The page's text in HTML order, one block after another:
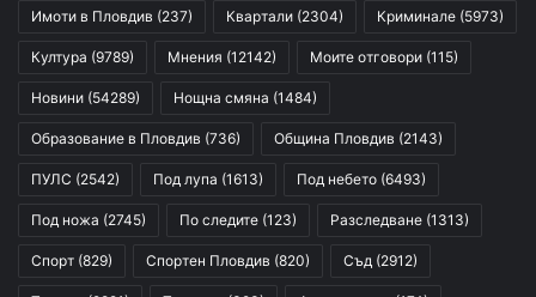
Имоти в Пловдив (237) Квартали (2304) Криминале (5973)
Култура (9789) Мнения (12142) Моите отговори (115)
Новини (54289) Нощна смяна (1484)
Образование в Пловдив (736) Община Пловдив (2143)
ПУЛС (2542) Под лупа (1613) Под небето (6493)
Под ножа (2745) По следите (123) Разследване (1313)
Спорт (829) Спортен Пловдив (820) Съд (2912)